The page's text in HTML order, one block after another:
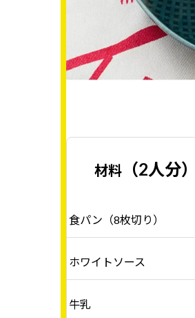
材料 （2人分）
食パン（8枚切り）
ホワイトソース
牛乳